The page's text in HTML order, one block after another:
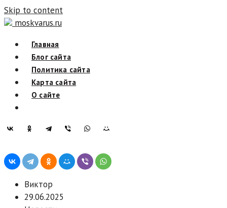
Skip to content
moskvarus.ru
Главная
Блог сайта
Политика сайта
Карта сайта
О сайте
Виктор
29.06.2025